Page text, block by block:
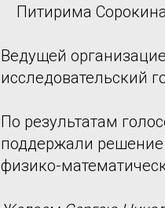
Питирима
Ведущей
исследовательский
По результатам
поддержали решение
физико-